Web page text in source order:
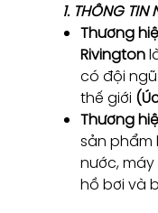
1. THÔNG TIN
Thương
Rivington
có đội
thế giới
Thương
sản phẩm
nước,
hồ bơi và